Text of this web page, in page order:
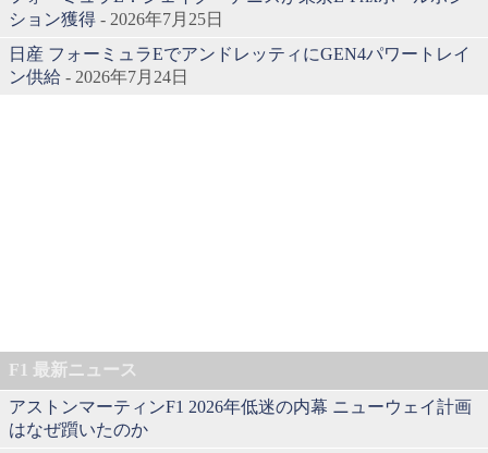
ション獲得 - 2026年7月25日
日産 フォーミュラEでアンドレッティにGEN4パワートレイ
ン供給 - 2026年7月24日
F1 最新ニュース
アストンマーティンF1 2026年低迷の内幕 ニューウェイ計画
はなぜ躓いたのか